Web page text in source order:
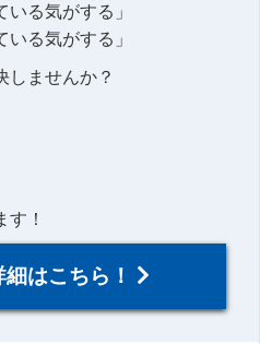
いる気がする」
いる気がする」
しませんか？
す！
はこちら！